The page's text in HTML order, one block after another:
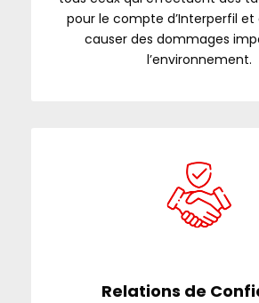
pour le compte d’Interperfil
causer des dommages
l’environnement.
Relations de